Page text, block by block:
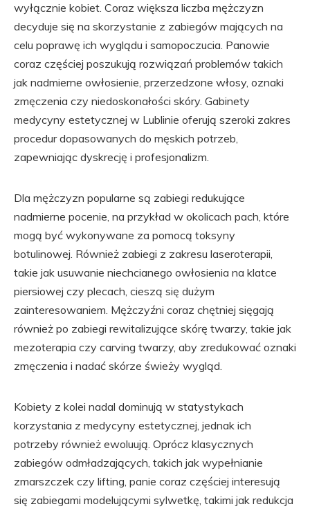
wyłącznie kobiet. Coraz większa liczba mężczyzn
decyduje się na skorzystanie z zabiegów mających na
celu poprawę ich wyglądu i samopoczucia. Panowie
coraz częściej poszukują rozwiązań problemów takich
jak nadmierne owłosienie, przerzedzone włosy, oznaki
zmęczenia czy niedoskonałości skóry. Gabinety
medycyny estetycznej w Lublinie oferują szeroki zakres
procedur dopasowanych do męskich potrzeb,
zapewniając dyskrecję i profesjonalizm.
Dla mężczyzn popularne są zabiegi redukujące
nadmierne pocenie, na przykład w okolicach pach, które
mogą być wykonywane za pomocą toksyny
botulinowej. Również zabiegi z zakresu laseroterapii,
takie jak usuwanie niechcianego owłosienia na klatce
piersiowej czy plecach, cieszą się dużym
zainteresowaniem. Mężczyźni coraz chętniej sięgają
również po zabiegi rewitalizujące skórę twarzy, takie jak
mezoterapia czy carving twarzy, aby zredukować oznaki
zmęczenia i nadać skórze świeży wygląd.
Kobiety z kolei nadal dominują w statystykach
korzystania z medycyny estetycznej, jednak ich
potrzeby również ewoluują. Oprócz klasycznych
zabiegów odmładzających, takich jak wypełnianie
zmarszczek czy lifting, panie coraz częściej interesują
się zabiegami modelującymi sylwetkę, takimi jak redukcja